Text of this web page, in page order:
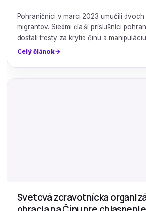
Pohraničníci v marci 2023 umučili
migrantov. Siedmi ďalší príslušníci
dostali tresty za krytie činu a
Celý článok
Svetová zdravotnícka